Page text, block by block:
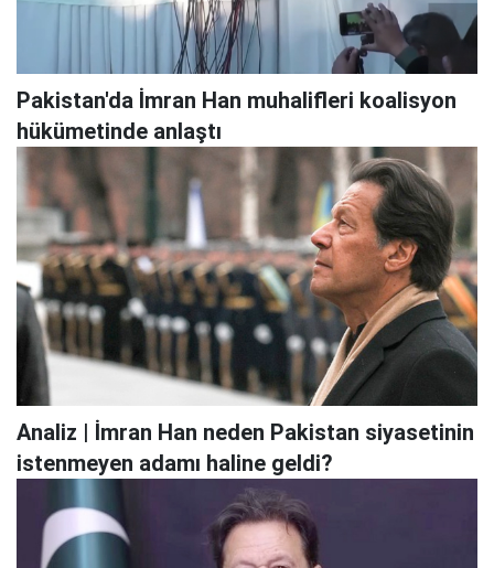
Pakistan'da İmran Han muhalifleri koalisyon
hükümetinde anlaştı
Analiz | İmran Han neden Pakistan siyasetinin
istenmeyen adamı haline geldi?